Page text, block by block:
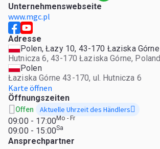
Unternehmenswebseite
www.mgc.pl
Adresse
Polen, Łazy 10, 43-170 Łaziska Górne
Hutnicza 6, 43-170 Łaziska Górne, Poland
Polen
Łaziska Górne 43-170, ul. Hutnicza 6
Karte öffnen
Öffnungszeiten
Offen Aktuelle Uhrzeit des Händlers
09:00 - 17:00Mo - Fr
09:00 - 15:00Sa
Ansprechpartner